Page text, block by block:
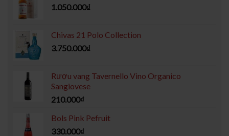
1.050.000₫
Chivas 21 Polo Collection
3.750.000₫
Rượu vang Tavernello Vino Organico
Sangiovese
210.000₫
Bols Pink Pefruit
330.000₫